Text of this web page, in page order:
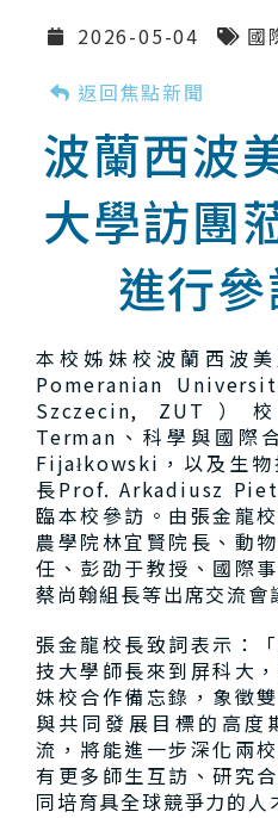
2026-05-04
國
返回焦點新聞
波蘭西波
大學訪團
進行
本校姊妹校波蘭西波
Pomeranian
Szczecin, ZUT）
Terman、科學與國際
Fijałkowski，以及生
長Prof. Arkadiusz
臨本校參訪。由張金龍
農學院林宜賢院長、動
任、彭劭于教授、國際
蔡尚翰組長等出席交流會
張金龍校長致詞表示：
技大學師長來到屏科大
妹校合作備忘錄，象徵
與共同發展目標的高度
流，將能進一步深化兩
有更多師生互訪、研究
同培育具全球競爭力的人